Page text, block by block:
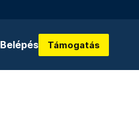
Belépés Támogatás